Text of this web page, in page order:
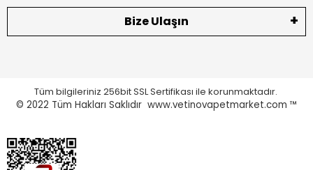
Bize Ulaşın
Tüm bilgileriniz 256bit SSL Sertifikası ile korunmaktadır.
© 2022 Tüm Hakları Saklıdır www.vetinovapetmarket.com ™